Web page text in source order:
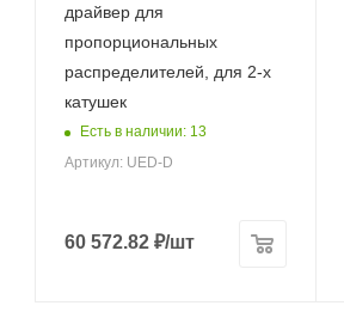
драйвер для
пропорциональных
распределителей, для 2-х
катушек
Есть в наличии: 13
Артикул: UED-D
60 572.82 ₽/шт